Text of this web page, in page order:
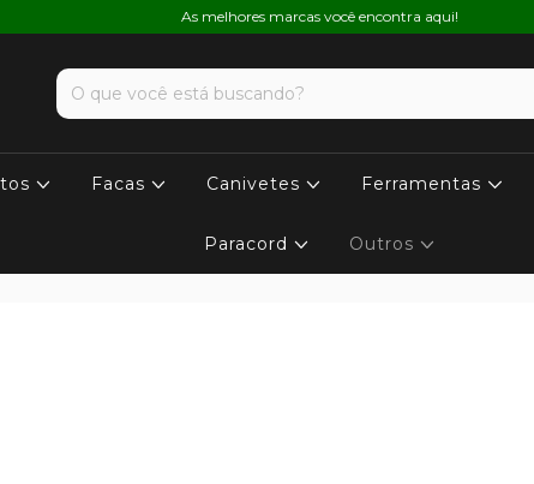
As melhores marcas você encontra aqui!
Facas Canivetes Ferramentas
Paracord Outros